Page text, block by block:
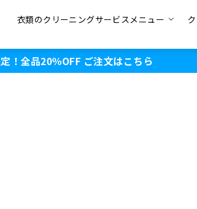
衣類のクリーニングサービスメニュー
！全品20％OFF ご注文はこちら